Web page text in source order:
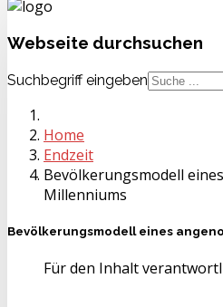
Webseite durchsuchen
Suchbegriff eingeben
Home
Endzeit
Bevölkerungsmodell
Millenniums
Bevölkerungsmodell eines
Für den Inhalt